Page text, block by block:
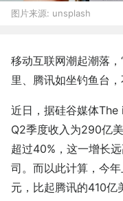
图片来源: unsplash
移动互联网潮起潮落
里、腾讯如坐钓鱼台
近日，据硅谷媒体
Q2季度收入为290亿
超过40%，这一增长
司。而以此计算，今
元，比起腾讯的410亿